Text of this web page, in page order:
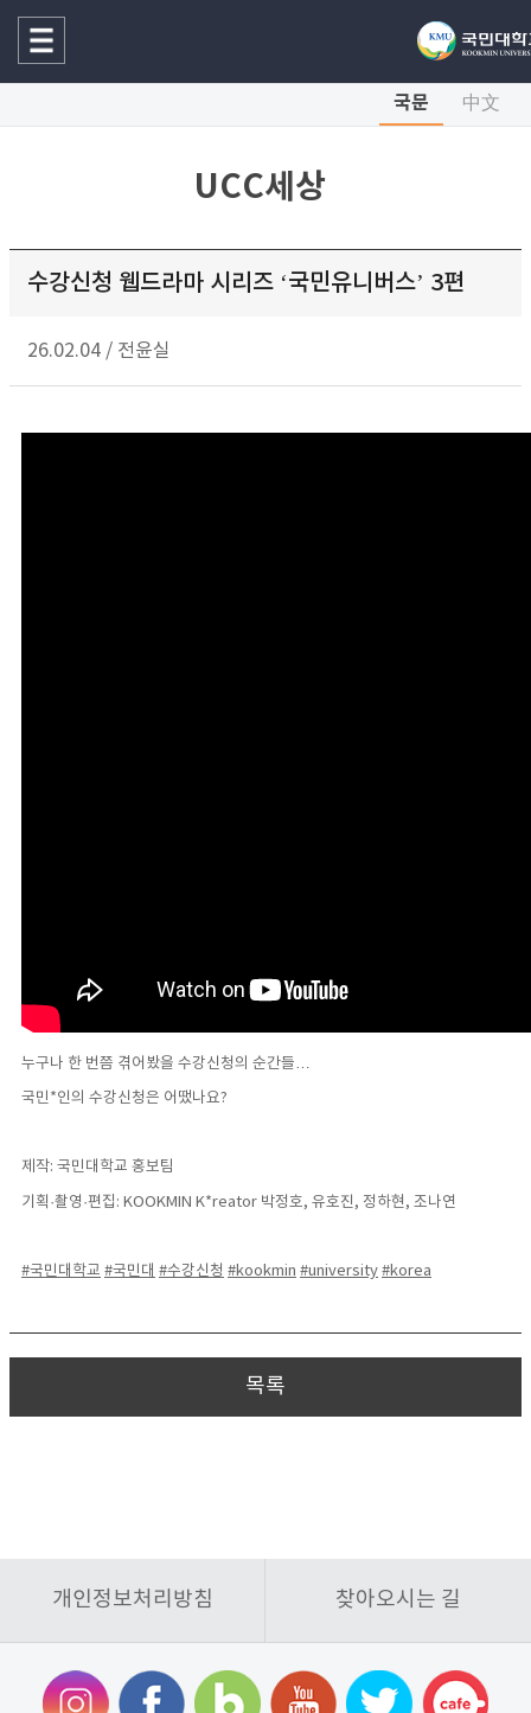
국문 中文
UCC세상
수강신청 웹드라마 시리즈 ‘국민유니버스’ 3편
26.02.04 / 전윤실
누구나 한 번쯤 겪어봤을 수강신청의 순간들…
국민*인의 수강신청은 어땠나요?
제작: 국민대학교 홍보팀
기획·촬영·편집: KOOKMIN K*reator 박정호, 유호진, 정하현, 조나연
#국민대학교 #국민대 #수강신청 #kookmin #university #korea
목록
개인정보처리방침 찾아오시는 길